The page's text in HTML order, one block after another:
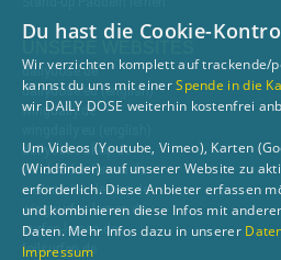
dailydose.de
dailydose.eu(english)
wingdaily.de
dailydose-shop.de
windsurfen-lernen.de
wellenreiten-lernen.de
wingsurfen-lernen.de
surfen-lernen.de
foilsurfen.de
Du hast die Cookie-
Wir verzichten komplett auf trackende/
kannst du uns mit einerSpende in die
wir DAILY DOSE weiterhin kostenfrei
Um Videos (Youtube, Vimeo), Karten
(Windfinder) auf unserer Website zu
erforderlich. Diese Anbieter erfassen
und kombinieren diese Infos mit
Daten. Mehr Infos dazu in unserer
Impressum